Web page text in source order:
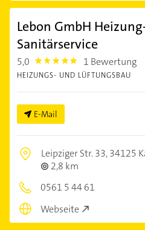
Lebon GmbH
Sanitärservice
5,0 5.0 1 Bewertung
HEIZUNGS- UND LÜFTUNGSBAU
E-Mail
Leipziger Str. 33,34125
2,8 km
0561 5 44 61
Webseite